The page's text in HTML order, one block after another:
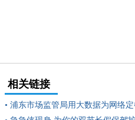
相关链接
• 浦东市场监管局用大数据为网络